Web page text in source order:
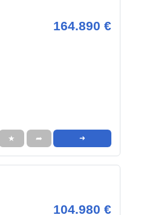
164.890 €
★ ➦ ➜
104.980 €